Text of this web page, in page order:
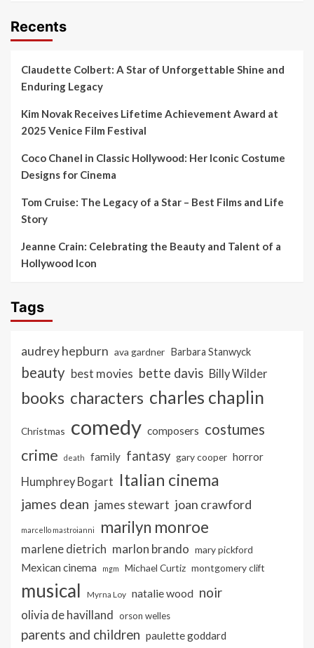
Recents
Claudette Colbert: A Star of Unforgettable Shine and
Enduring Legacy
Kim Novak Receives Lifetime Achievement Award at
2025 Venice Film Festival
Coco Chanel in Classic Hollywood: Her Iconic Costume
Designs for Cinema
Tom Cruise: The Legacy of a Star – Best Films and Life
Story
Jeanne Crain: Celebrating the Beauty and Talent of a
Hollywood Icon
Tags
audrey hepburn ava gardner Barbara Stanwyck
beauty best movies bette davis Billy Wilder
books characters charles chaplin
Christmas comedy composers costumes
crime death family fantasy gary cooper horror
Humphrey Bogart Italian cinema
james dean james stewart joan crawford
marcello mastroianni marilyn monroe
marlene dietrich marlon brando mary pickford
Mexican cinema mgm Michael Curtiz montgomery clift
musical Myrna Loy natalie wood noir
olivia de havilland orson welles
parents and children paulette goddard